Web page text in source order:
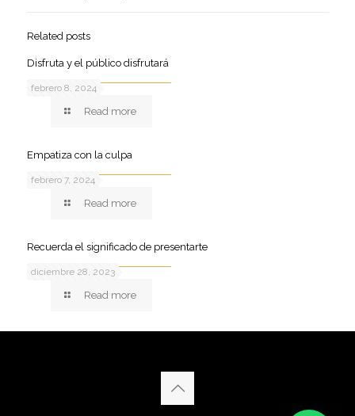
Related posts
febrero 8, 2024
Disfruta y el público disfrutará
Read more
febrero 7, 2024
Empatiza con la culpa
Read more
diciembre 28, 2023
Recuerda el significado de presentarte
Read more